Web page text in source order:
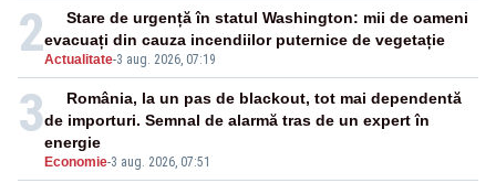
2Actualitate-3 aug. 2026, 07:19
Stare de urgență în statul Washington: mii de oameni
evacuați din cauza incendiilor puternice de vegetație
3
Economie-3 aug. 2026, 07:51
România, la un pas de blackout, tot mai dependentă
de importuri. Semnal de alarmă tras de un expert în
energie